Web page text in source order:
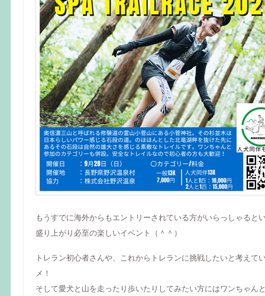
もうすでに海外からもエントリーされている方がいらっしゃると
盛り上がり必至の楽しいイベント（＾＾）
トレラン初心者さんや、これからトレランに挑戦したいと考えて
メ！
そして愛犬と山を走ったり歩いたりしてみたい方にはワンちゃん